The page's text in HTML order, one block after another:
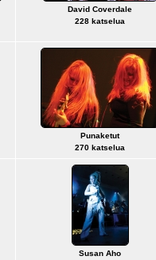
David Coverdale
228 katselua
Punaketut
270 katselua
Susan Aho